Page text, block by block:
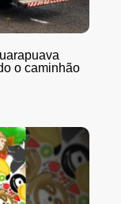
o caminhão